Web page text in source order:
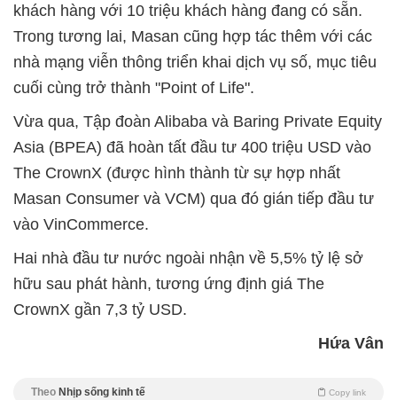
khách hàng với 10 triệu khách hàng đang có sẵn.
Trong tương lai, Masan cũng hợp tác thêm với các
nhà mạng viễn thông triển khai dịch vụ số, mục tiêu
cuối cùng trở thành "Point of Life".
Vừa qua, Tập đoàn Alibaba và Baring Private Equity
Asia (BPEA) đã hoàn tất đầu tư 400 triệu USD vào
The CrownX (được hình thành từ sự hợp nhất
Masan Consumer và VCM) qua đó gián tiếp đầu tư
vào VinCommerce.
Hai nhà đầu tư nước ngoài nhận về 5,5% tỷ lệ sở
hữu sau phát hành, tương ứng định giá The
CrownX gần 7,3 tỷ USD.
Hứa Vân
Theo Nhịp sống kinh tế Copy link